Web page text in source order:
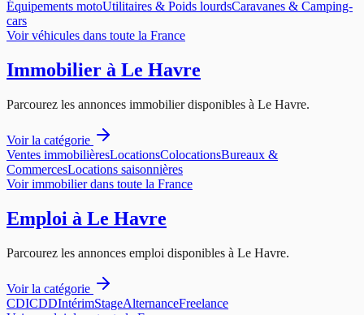
Équipements motoUtilitaires & Poids lourdsCaravanes & Camping-
cars
Voirvéhicules dans toute la France
Immobilier à Le Havre
Parcourez les annonces immobilierdisponibles à Le Havre.
Voir la catégorie
Ventes immobilièresLocationsColocationsBureaux &
CommercesLocations saisonnières
Voirimmobilierdans toute la France
Emploi à Le Havre
Parcourez les annonces emploi disponibles à Le Havre.
Voir la catégorie
CDICDDIntérimStageAlternanceFreelance